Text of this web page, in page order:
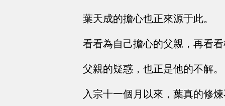
葉天成的擔心也正來源于此。
看看為自己擔心的父親，再看
父親的疑惑，也正是他的不解。
入宗十一個月以來，葉真的修